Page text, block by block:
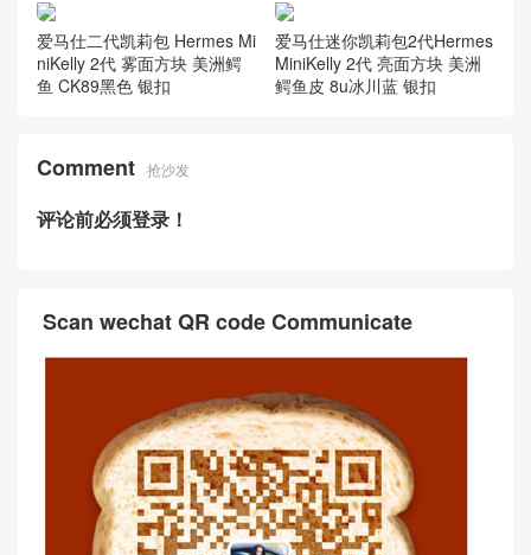
爱马仕二代凯莉包 Hermes Mi
niKelly 2代 雾面方块 美洲鳄
鱼 CK89黑色 银扣
爱马仕迷你凯莉包2代Hermes
MiniKelly 2代 亮面方块 美洲
鳄鱼皮 8u冰川蓝 银扣
Comment 抢沙发
评论前必须登录！
Scan wechat QR code Communicate